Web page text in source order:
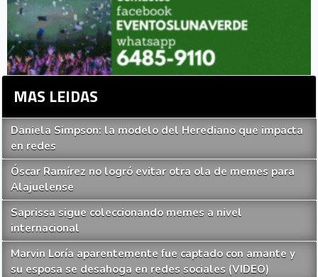
MAS LEIDAS
Daniela Simpson: la modelo del Herediano que impacta
en redes
Óscar Ramírez no logró evitar otra ola de memes para
Alajuelense
Saprissa sigue coleccionando memes a nivel
internacional
Marvin Loría aparentemente fue captado con amante y
su esposa se desahoga en redes sociales (VIDEO)